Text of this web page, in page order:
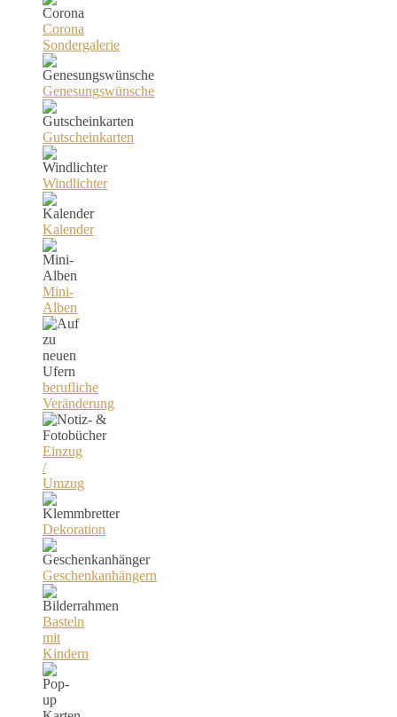
Corona
Sondergalerie
Genesungswünsche
Gutscheinkarten
Windlichter
Kalender
Mini-
Alben
berufliche
Veränderung
Einzug
/
Umzug
Dekoration
Geschenkanhängern
Basteln
mit
Kindern